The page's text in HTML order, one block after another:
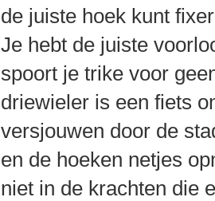
de juiste hoek kunt
Je hebt de juiste
spoort je trike voor
driewieler is een fiets
versjouwen door de
en de hoeken netjes
niet in de krachten die